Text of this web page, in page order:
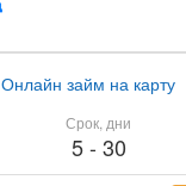
Онлайн займ на карту
Срок, дни
5- 30